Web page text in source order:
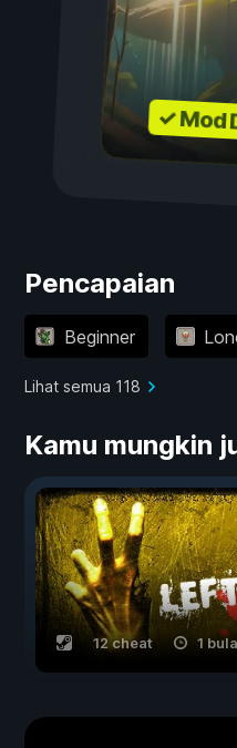
✓ Mod
Pencapaian
Beginner
Lihat semua 118
Kamu mungkin
12 cheat 1